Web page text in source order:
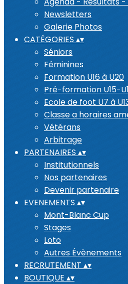
Newsletters
Galerie Photos
CATÉGORIES ▴▾
Séniors
Féminines
Formation U16 à U20
Pré-formation U15-
Ecole de foot U7 à
Classe a horaires
Vétérans
Arbitrage
PARTENAIRES ▴▾
Institutionnels
Nos partenaires
Devenir partenaire
EVENEMENTS ▴▾
Mont-Blanc Cup
Stages
Loto
Autres Évènements
RECRUTEMENT ▴▾
BOUTIQUE ▴▾